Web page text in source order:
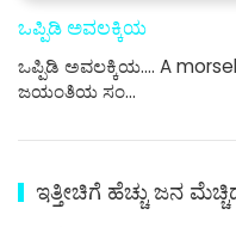
ಒಪ್ಪಿಡಿ ಅವಲಕ್ಕಿಯ
ಒಪ್ಪಿಡಿ ಅವಲಕ್ಕಿಯ.... A morsel
ಜಯಂತಿಯ ಸಂ…
ಇತ್ತೀಚಿಗೆ ಹೆಚ್ಚು ಜನ